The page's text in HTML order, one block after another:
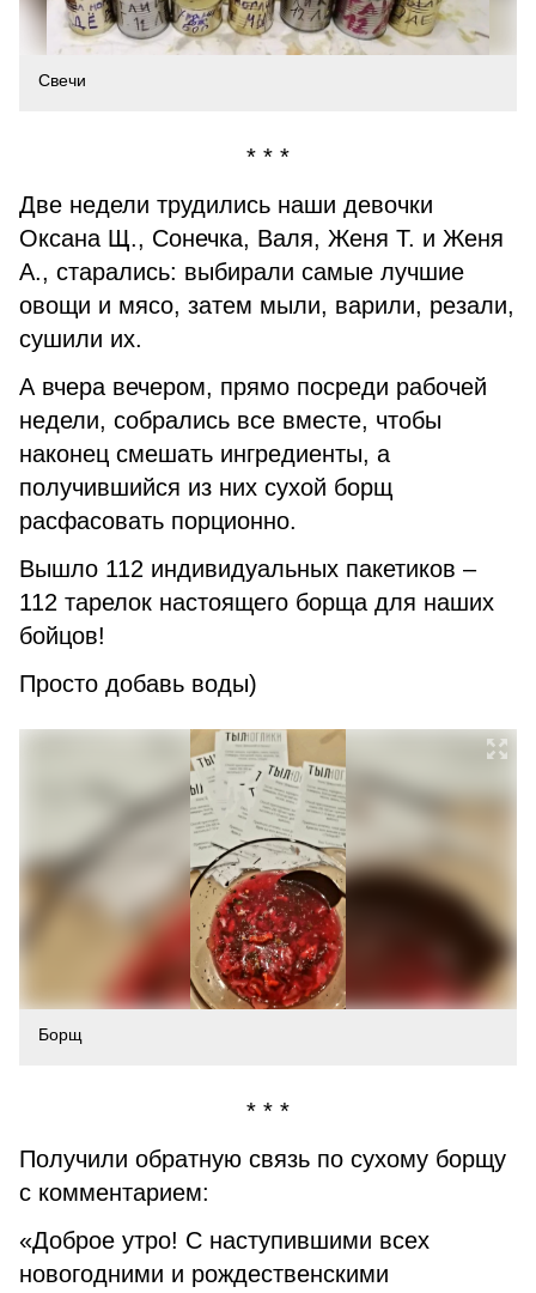
Свечи
* * *
Две недели трудились наши девочки
Оксана Щ., Сонечка, Валя, Женя Т. и Женя
А., старались: выбирали самые лучшие
овощи и мясо, затем мыли, варили, резали,
сушили их.
А вчера вечером, прямо посреди рабочей
недели, собрались все вместе, чтобы
наконец смешать ингредиенты, а
получившийся из них сухой борщ
расфасовать порционно.
Вышло 112 индивидуальных пакетиков –
112 тарелок настоящего борща для наших
бойцов!
Просто добавь воды)
Борщ
* * *
Получили обратную связь по сухому борщу
с комментарием:
«Доброе утро! С наступившими всех
новогодними и рождественскими